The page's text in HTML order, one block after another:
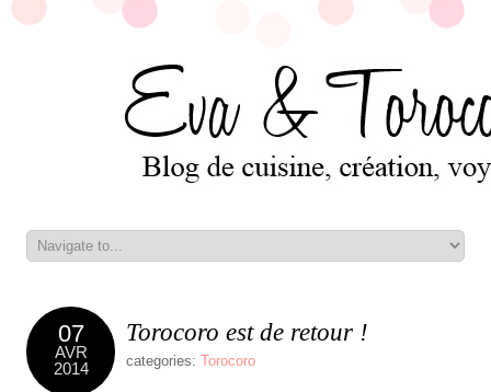
07
AVR
2014
Torocoro est de retour !
categories: Torocoro